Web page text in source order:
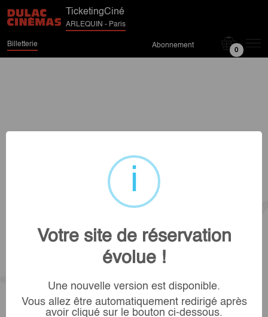
TicketingCiné
ARLEQUIN - Paris
Billetterie Abonnement
0
Votre site de réservation
évolue !
Une nouvelle version est disponible.
Vous allez être automatiquement redirigé après
avoir cliqué sur le bouton ci-dessous.